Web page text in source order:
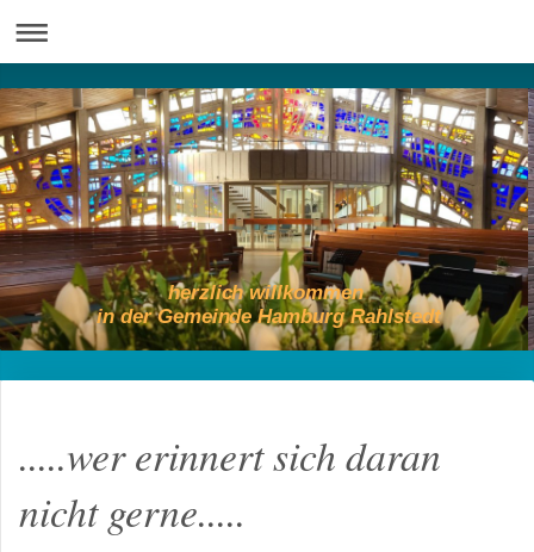
herzlich willkommen
in der Gemeinde Hamburg Rahlstedt
.....wer erinnert sich daran
nicht gerne.....